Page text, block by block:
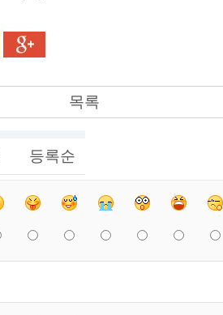
목록
등록순